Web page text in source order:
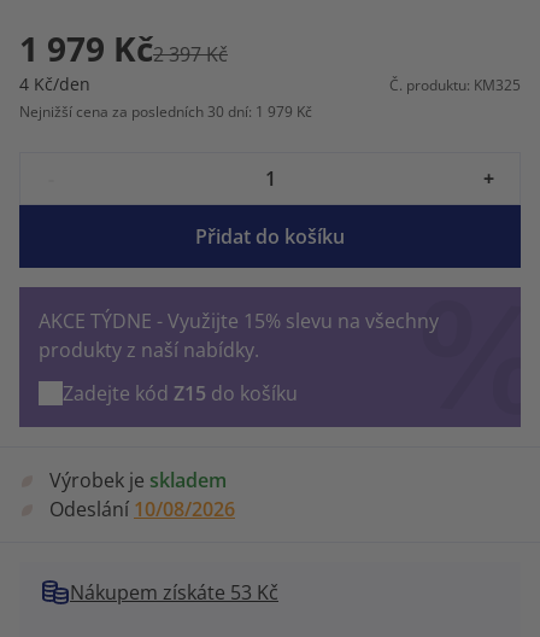
1 979 Kč2 397 Kč
4 Kč/den
Č. produktu: KM325
Nejnižší cena za posledních 30 dní: 1 979 Kč
+
Přidat do košíku
AKCE TÝDNE - Využijte 15% slevu na všechny
produkty z naší nabídky.
Zadejte kód Z15 do košíku
Výrobek je skladem
Odeslání 10/08/2026
Nákupem získáte 53 Kč